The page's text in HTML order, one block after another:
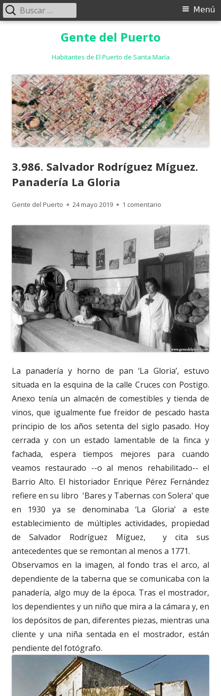
Gente del Puerto
Habitantes de El Puerto de Santa María
Menú
Menú
Buscar:
3.986. Salvador Rodríguez Míguez.
Panadería La Gloria
Autor
Gente del Puerto
Publicado
24 mayo 2019 1 comentario
La panadería y horno de pan ‘La Gloria’, estuvo
situada en la esquina de la calle Cruces con Postigo.
Anexo tenía un almacén de comestibles y tienda de
vinos, que igualmente fue freidor de pescado hasta
principio de los años setenta del siglo pasado. Hoy
cerrada y con un estado lamentable de la finca y
fachada, espera tiempos mejores para cuando
veamos restaurado --o al menos rehabilitado-- el
Barrio Alto. El historiador Enrique Pérez Fernández
refiere en su libro 'Bares y Tabernas con Solera' que
en 1930 ya se denominaba ‘La Gloria’ a este
establecimiento de múltiples actividades, propiedad
de Salvador Rodríguez Míguez,
y cita sus
antecedentes que se remontan al menos a 1771.
Observamos en la imagen, al fondo tras el arco, al
dependiente de la taberna que se comunicaba con la
panadería, algo muy de la época. Tras el mostrador,
los dependientes y un niño que mira a la cámara y, en
los depósitos de pan, diferentes piezas, mientras una
cliente y una niña sentada en el mostrador, están
pendiente del fotógrafo.